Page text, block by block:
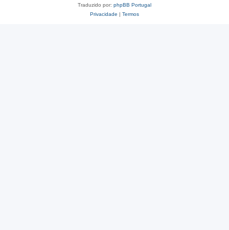
Traduzido por: phpBB Portugal
Privacidade | Termos